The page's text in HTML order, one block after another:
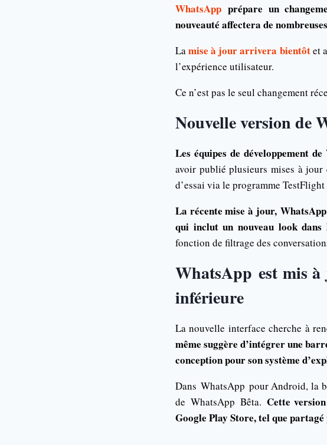
WhatsApp prépare un
nouveauté affectera de
Lamise à jour arrivera bientôtet
l’expérience utilisateur.
Ce n’est pas le seul changement
Nouvelle version de
Les équipes de développement
avoir publié plusieurs mises à jour
d’essai via le programme TestFlight
La récente mise à jour,WhatsApp
qui inclut un nouveau look dans
fonction de filtrage des
WhatsApp est mis
inférieure
La nouvelle interface cherche à
même suggère d’intégrer une
conception pour son système
Dans WhatsApp pour Android, la
de WhatsApp Bêta. Cette
Google Play Store, tel que